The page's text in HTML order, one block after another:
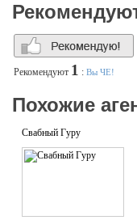
Рекомендуют 1 : Вы ЧЕ!
Похожие
Свабный Гуру